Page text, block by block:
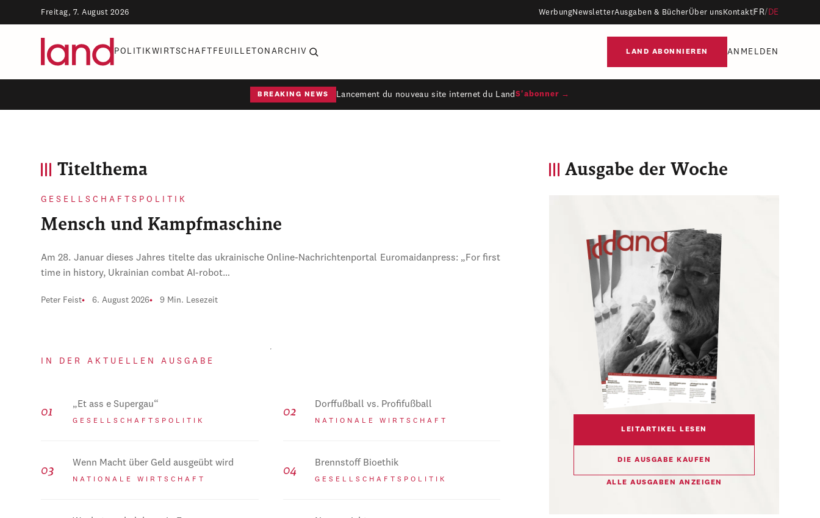
Freitag, 7. August 2026 WerbungNewsletterAusgaben & BücherÜber uns Kontakt FR/ DE
POLITIKWIRTSCHAFT FEUILLETON ARCHIV LAND ABONNIEREN ANMELDEN
BREAKING NEWS Lancement du nouveau site internet du Land S'abonner →
Titelthema
GESELLSCHAFTSPOLITIK
Mensch und Kampfmaschine
Am 28. Januar dieses Jahres titelte das ukrainische Online-Nachrichtenportal Euromaidanpress: „For first
time in history, Ukrainian combat AI-robot…
Peter Feist 6. August 2026 9 Min. Lesezeit
IN DER AKTUELLEN AUSGABE
„Et ass e Supergau“
GESELLSCHAFTSPOLITIK
Dorffußball vs. Profifußball
NATIONALE WIRTSCHAFT
Wenn Macht über Geld ausgeübt wird
NATIONALE WIRTSCHAFT
Brennstoff Bioethik
GESELLSCHAFTSPOLITIK
Ausgabe der Woche
LEITARTIKEL LESEN
DIE AUSGABE KAUFEN
ALLE AUSGABEN ANZEIGEN